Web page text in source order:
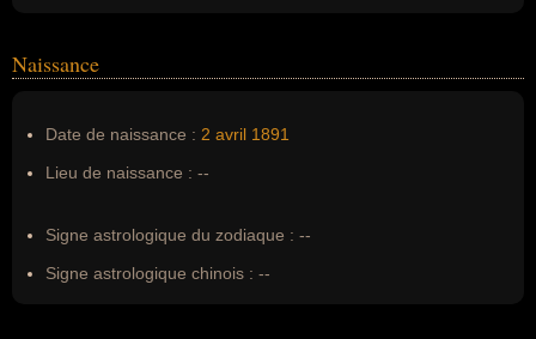
Nom de famille :Ernst
Naissance
Date de naissance : 2 avril 1891
Lieu de naissance : --
Signe astrologique du zodiaque : --
Signe astrologique chinois : --